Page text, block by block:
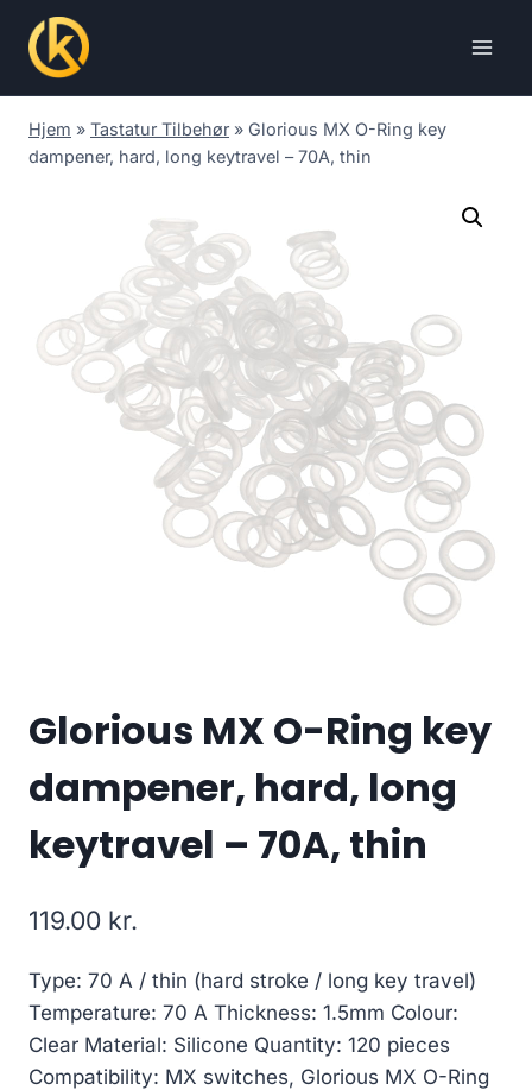
content
Hjem » Tastatur Tilbehør » Glorious MX O-Ring key
dampener, hard, long keytravel – 70A, thin
Glorious MX O-Ring key
dampener, hard, long
keytravel – 70A, thin
119.00 kr.
Type: 70 A / thin (hard stroke / long key travel)
Temperature: 70 A Thickness: 1.5mm Colour:
Clear Material: Silicone Quantity: 120 pieces
Compatibility: MX switches, Glorious MX O-Ring